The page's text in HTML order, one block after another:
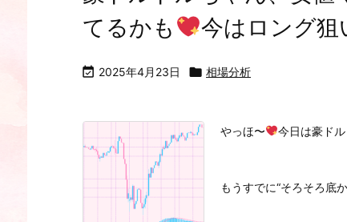
てるかも
今はロング狙
 2025年4月23日  相場分析
やっほ〜 今日は豪ド
もうすでに“そろそろ底